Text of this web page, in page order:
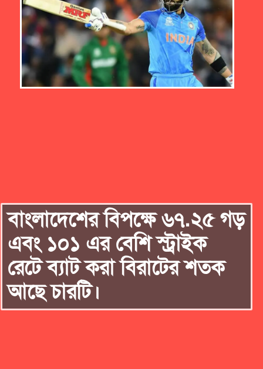
বাংলাদেশের বিপক্ষে ৬৭.২৫ গড়
এবং ১০১ এর বেশি স্ট্রাইক
রেটে ব্যাট করা বিরাটের শতক
আছে চারটি।